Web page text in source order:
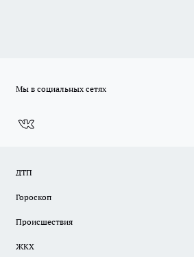
Мы в социальных сетях
ДТП
Гороскоп
Происшествия
ЖКХ